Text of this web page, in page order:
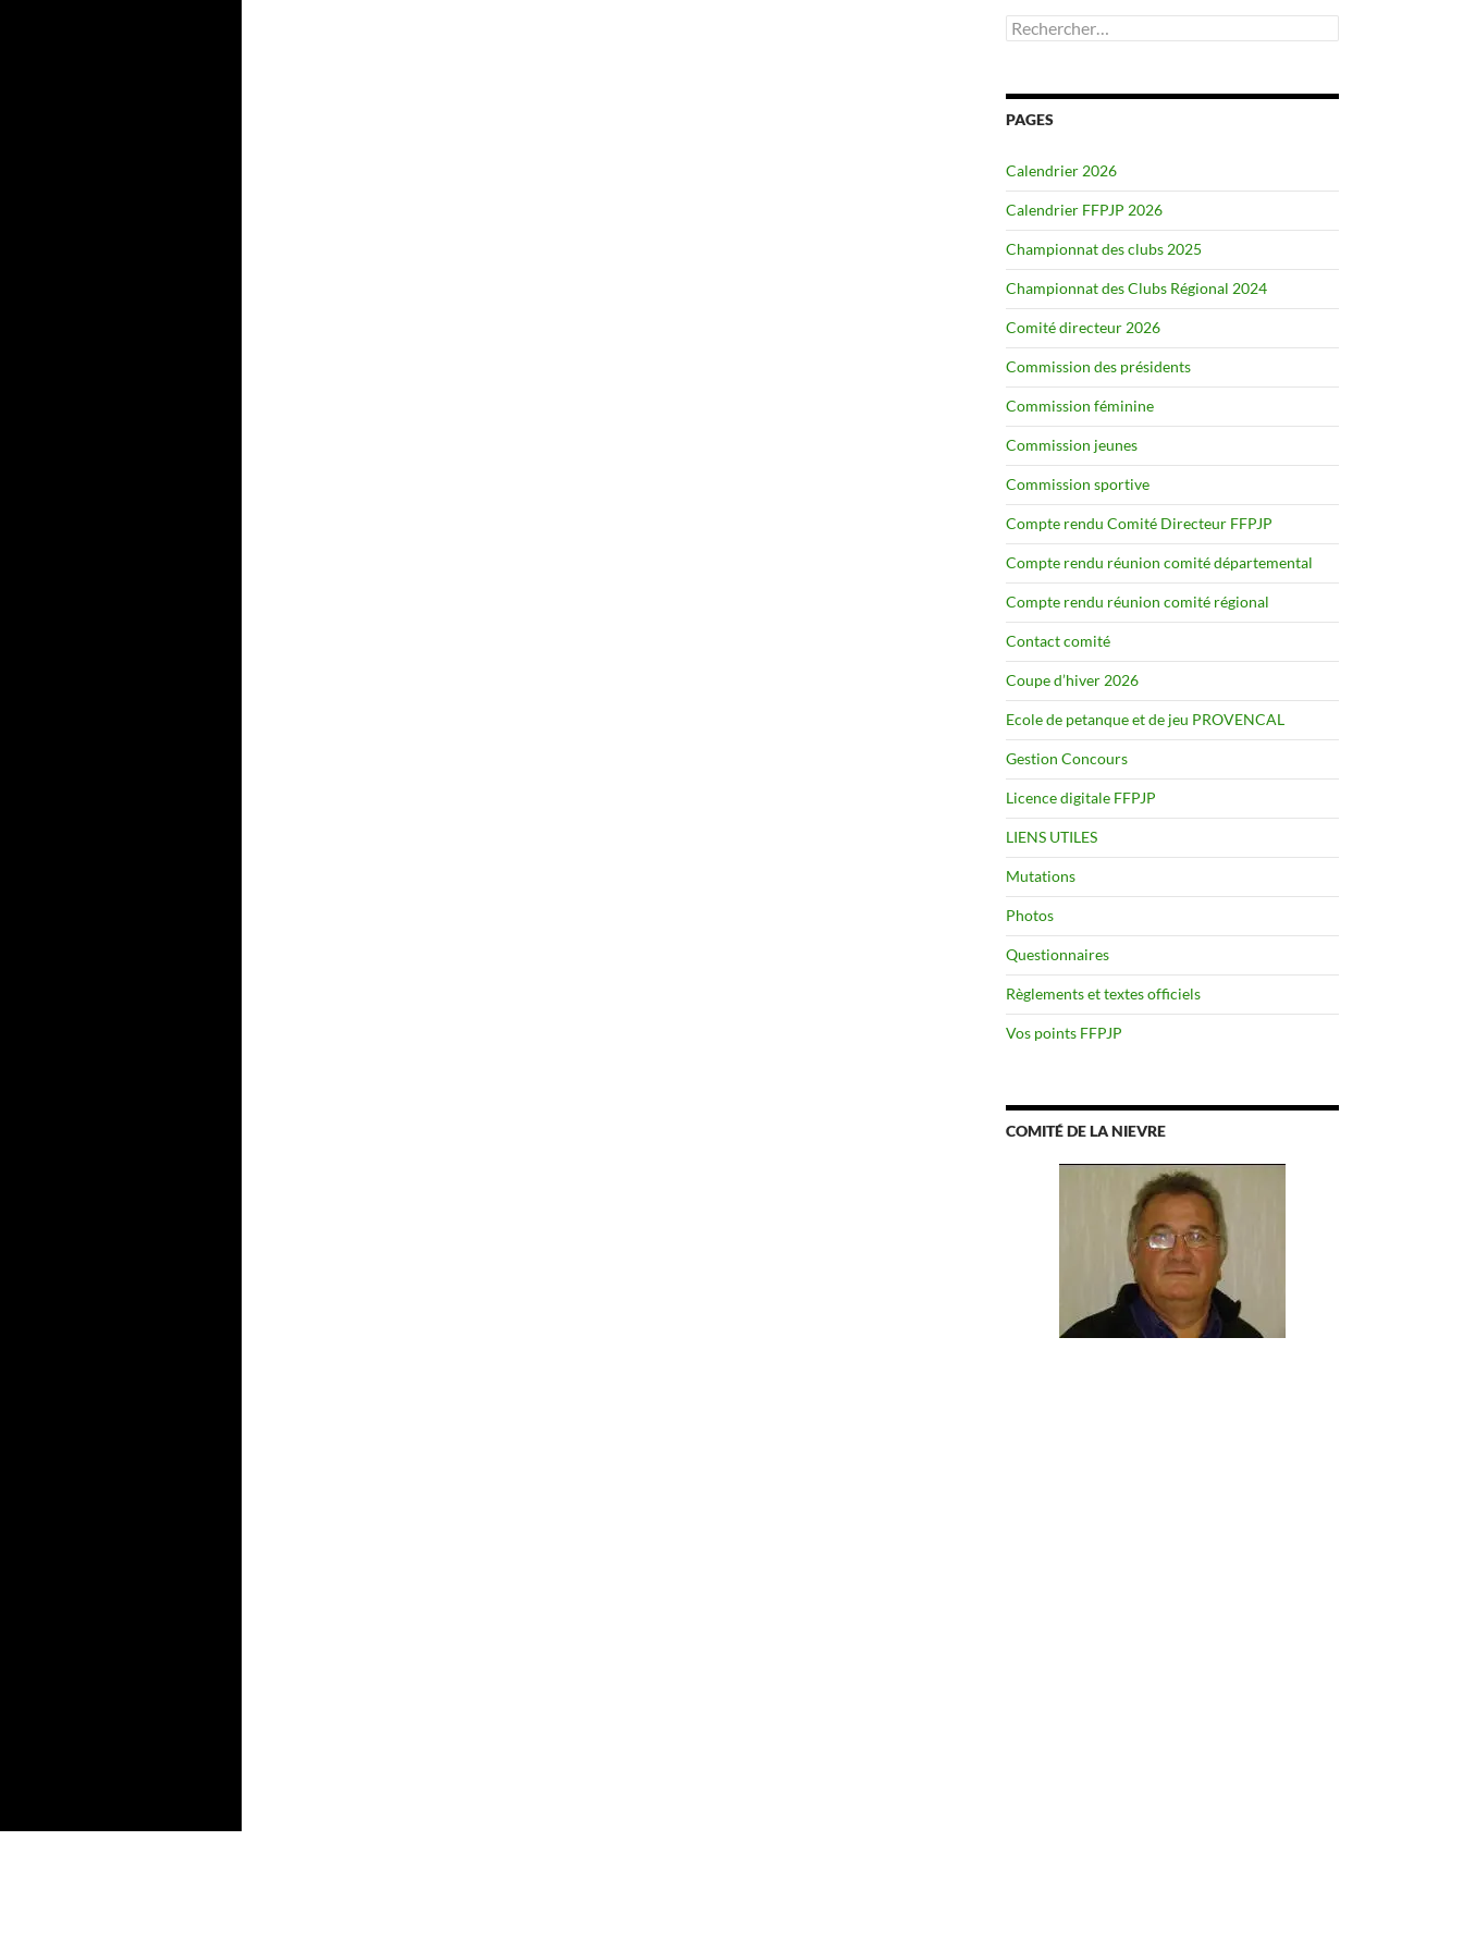
Rechercher :
PAGES
Calendrier 2026
Calendrier FFPJP 2026
Championnat des clubs 2025
Championnat des Clubs Régional 2024
Comité directeur 2026
Commission des présidents
Commission féminine
Commission jeunes
Commission sportive
Compte rendu Comité Directeur FFPJP
Compte rendu réunion comité départemental
Compte rendu réunion comité régional
Contact comité
Coupe d’hiver 2026
Ecole de petanque et de jeu PROVENCAL
Gestion Concours
Licence digitale FFPJP
LIENS UTILES
Mutations
Photos
Questionnaires
Règlements et textes officiels
Vos points FFPJP
COMITÉ DE LA NIEVRE